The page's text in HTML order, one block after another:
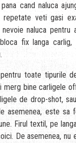
cand naluca
repetate veti gasi
naluca pentru
fix langa
pentru toate tipurile
merg bine carligele
de drop-shot,
asemenea, este sa
Firul textil, pe
De asemenea, nu